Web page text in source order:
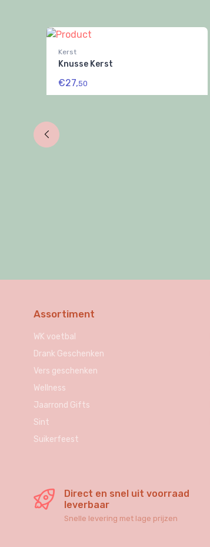
Kerst
Knusse Kerst
€27,50
Assortiment
WK voetbal
Drank Geschenken
Vers geschenken
Wellness
Jaarrond Gifts
Sint
Suikerfeest
Direct en snel uit voorraad
leverbaar
Snelle levering met lage prijzen